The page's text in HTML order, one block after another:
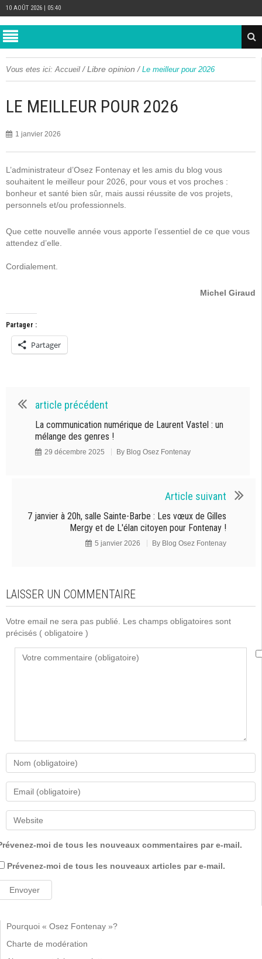
10 AOÛT 2026 | 05:40
Vous etes ici: Accueil /Libre opinion / Le meilleur pour 2026
LE MEILLEUR POUR 2026
1 janvier 2026
L’administrateur d’Osez Fontenay et les amis du blog vous
souhaitent le meilleur pour 2026, pour vous et vos proches :
bonheur et santé bien sûr, mais aussi réussite de vos projets,
personnels et/ou professionnels.
Que cette nouvelle année vous apporte l’essentiel de ce que vous
attendez d’elle.
Cordialement.
Michel Giraud
Partager :
Partager
article précédent
La communication numérique de Laurent Vastel : un
mélange des genres !
29 décembre 2025 By Blog Osez Fontenay
Article suivant
7 janvier à 20h, salle Sainte-Barbe : Les vœux de Gilles
Mergy et de L'élan citoyen pour Fontenay !
5 janvier 2026 By Blog Osez Fontenay
LAISSER UN COMMENTAIRE
Votre email ne sera pas publié. Les champs obligatoires sont
précisés ( obligatoire )
moi de tous les nouveaux commentaires par e-mail.
Prévenez-moi de tous les nouveaux articles par e-mail.
Pourquoi « Osez Fontenay »?
Charte de modération